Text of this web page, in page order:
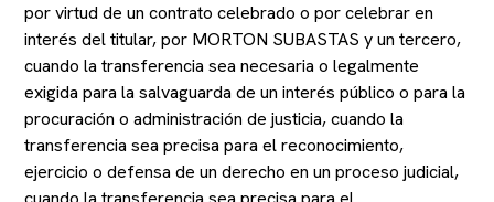
por virtud de un contrato celebrado o por celebrar en
interés del titular, por MORTON SUBASTAS y un tercero,
cuando la transferencia sea necesaria o legalmente
exigida para la salvaguarda de un interés público o para la
procuración o administración de justicia, cuando la
transferencia sea precisa para el reconocimiento,
ejercicio o defensa de un derecho en un proceso judicial,